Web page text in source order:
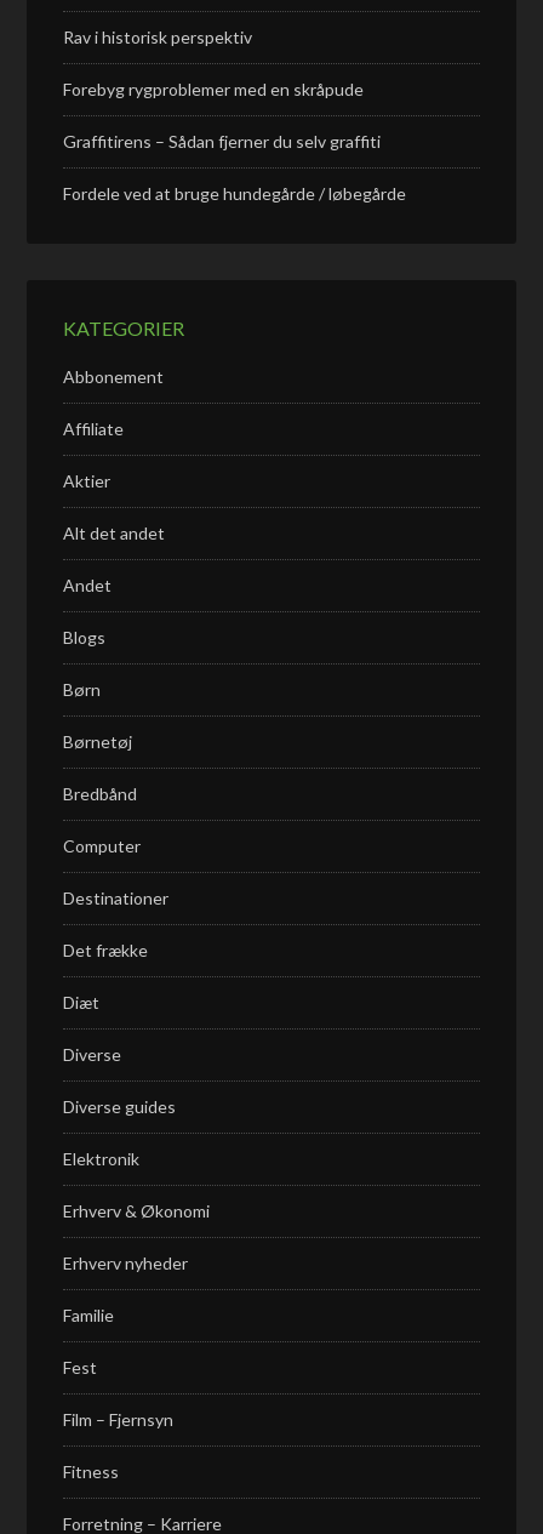
Rav i historisk perspektiv
Forebyg rygproblemer med en skråpude
Graffitirens – Sådan fjerner du selv graffiti
Fordele ved at bruge hundegårde / løbegårde
KATEGORIER
Abbonement
Affiliate
Aktier
Alt det andet
Andet
Blogs
Børn
Børnetøj
Bredbånd
Computer
Destinationer
Det frække
Diæt
Diverse
Diverse guides
Elektronik
Erhverv & Økonomi
Erhverv nyheder
Familie
Fest
Film – Fjernsyn
Fitness
Forretning – Karriere